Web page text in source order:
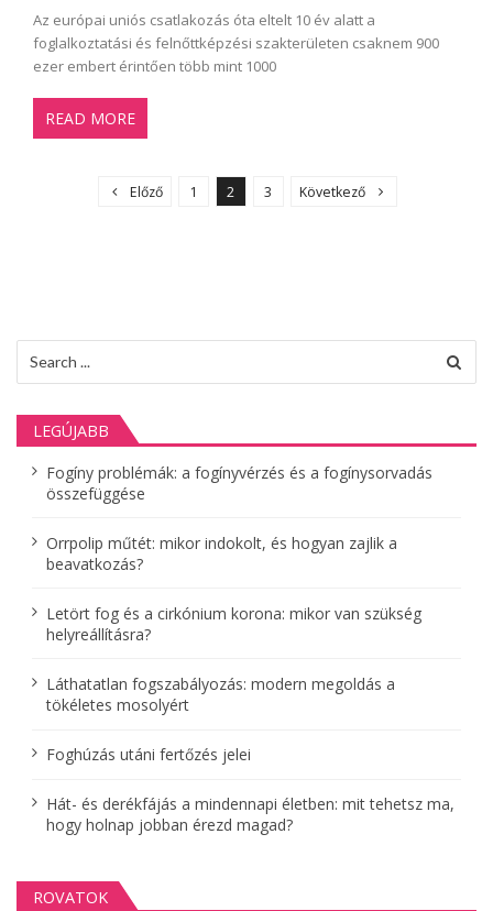
Az európai uniós csatlakozás óta eltelt 10 év alatt a
foglalkoztatási és felnőttképzési szakterületen csaknem 900
ezer embert érintően több mint 1000
READ MORE
z
é
s
e
k
a
p
o
s
Előző 1 2 3 Következő
for:
LEGÚJABB
Fogíny problémák: a fogínyvérzés és a fogínysorvadás
összefüggése
Orrpolip műtét: mikor indokolt, és hogyan zajlik a
beavatkozás?
Letört fog és a cirkónium korona: mikor van szükség
helyreállításra?
Láthatatlan fogszabályozás: modern megoldás a
tökéletes mosolyért
Foghúzás utáni fertőzés jelei
Hát- és derékfájás a mindennapi életben: mit tehetsz ma,
hogy holnap jobban érezd magad?
ROVATOK